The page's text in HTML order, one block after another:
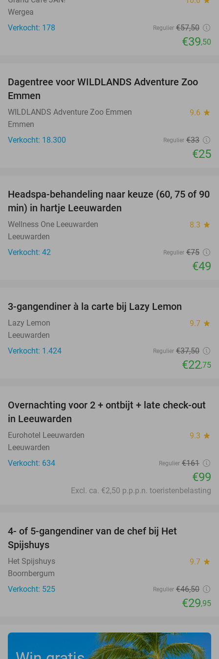
Wergea
Verkocht: 178
Regulier €57,50
€39,50
24%
Dagentree voor WILDLANDS Adventure Zoo
Emmen
WILDLANDS Adventure Zoo Emmen 9.6 star
Emmen
Verkocht: 18.300
Regulier €33
€25
35%
Headspa-behandeling naar keuze (60, 75 of 90
min) in hartje Leeuwarden
Wellness One Leeuwarden 8.3 star
Leeuwarden
Verkocht: 42
Regulier €75
€49
3-gangendiner à la carte bij Lazy Lemon
Lazy Lemon 9.7 star
Leeuwarden
Verkocht: 1.424
Regulier €37,50
€22,75
39%
Overnachting voor 2 + ontbijt + late check-out
in Leeuwarden
Eurohotel Leeuwarden 9.3 star
Leeuwarden
Verkocht: 634
Regulier €161
€99
Excl. ca. €2,50 p.p.p.n. toeristenbelasting
4- of 5-gangendiner van de chef bij Het
Spijshuys
Het Spijshuys 9.7 star
Boornbergum
Verkocht: 525
Regulier €46,50
€29,95